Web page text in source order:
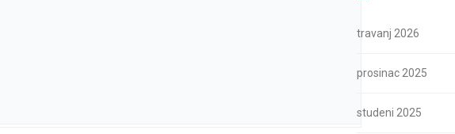
travanj 2026
prosinac 2025
studeni 2025